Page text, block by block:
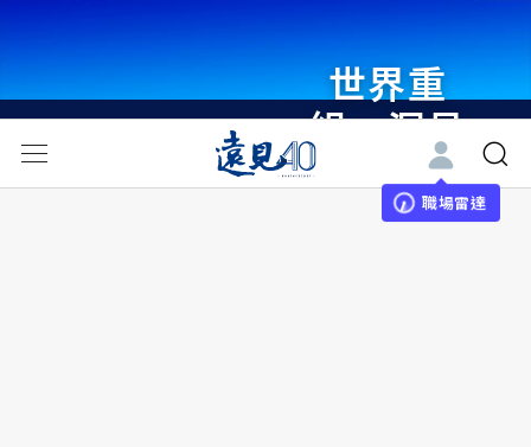
世界重
組・洞見
未來 與
世界領袖
職場雷達